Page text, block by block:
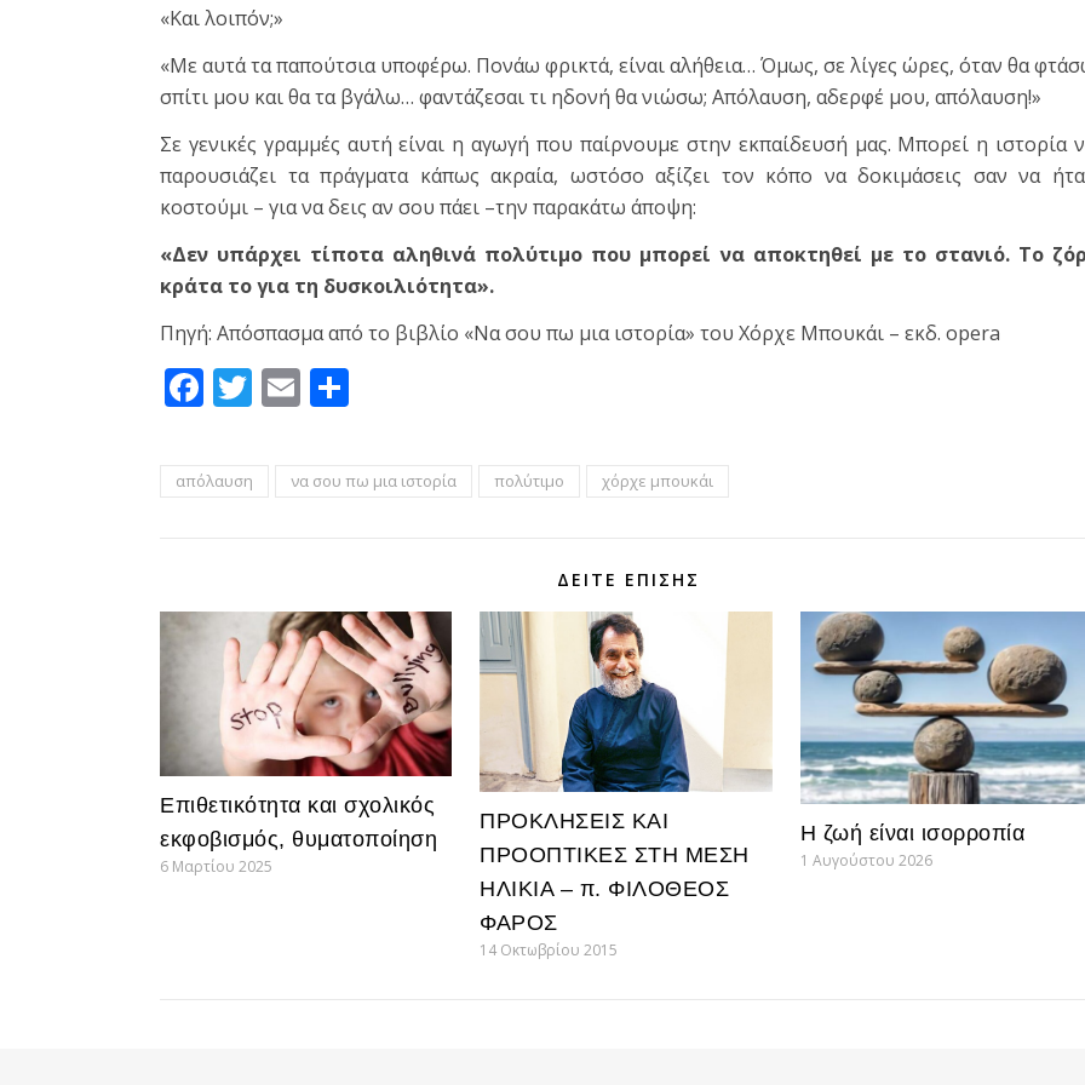
«Και λοιπόν;»
«Με αυτά τα παπούτσια υποφέρω. Πονάω φρικτά, είναι αλήθεια… Όμως, σε λίγες ώρες, όταν θα
σπίτι μου και θα τα βγάλω… φαντάζεσαι τι ηδονή θα νιώσω; Απόλαυση, αδερφέ μου, απόλαυση!»
Σε γενικές γραμμές αυτή είναι η αγωγή που παίρνουμε στην εκπαίδευσή μας. Μπορεί η ιστορία
παρουσιάζει τα πράγματα κάπως ακραία, ωστόσο αξίζει τον κόπο να δοκιμάσεις σαν να
κοστούμι – για να δεις αν σου πάει –την παρακάτω άποψη:
«Δεν υπάρχει τίποτα αληθινά πολύτιμο που μπορεί να αποκτηθεί με το στανιό. Το
κράτα το για τη δυσκοιλιότητα».
Πηγή: Απόσπασμα από το βιβλίο «Να σου πω μια ιστορία» του Χόρχε Μπουκάι – εκδ. opera
Facebook
Twitter
Email
απόλαυση να σου πω μια ιστορία πολύτιμο χόρχε μπουκάι
ΔΕΊΤΕ ΕΠΊΣΗΣ
Επιθετικότητα και σχολικός
εκφοβισμός, θυματοποίηση
6 Μαρτίου 2025
ΠΡΟΚΛΗΣΕΙΣ ΚΑΙ
ΠΡΟΟΠΤΙΚΕΣ ΣΤΗ ΜΕΣΗ
ΗΛΙΚΙΑ – π. ΦΙΛΟΘΕΟΣ
ΦΑΡΟΣ
14 Οκτωβρίου 2015
Η ζωή είναι ισορροπία
1 Αυγούστου 2026